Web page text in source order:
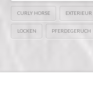
CURLY HORSE EXTERIEUR
LOCKEN PFERDEGERUCH